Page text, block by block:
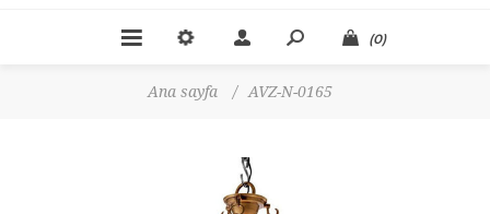
(0)
Ana sayfa / AVZ-N-0165